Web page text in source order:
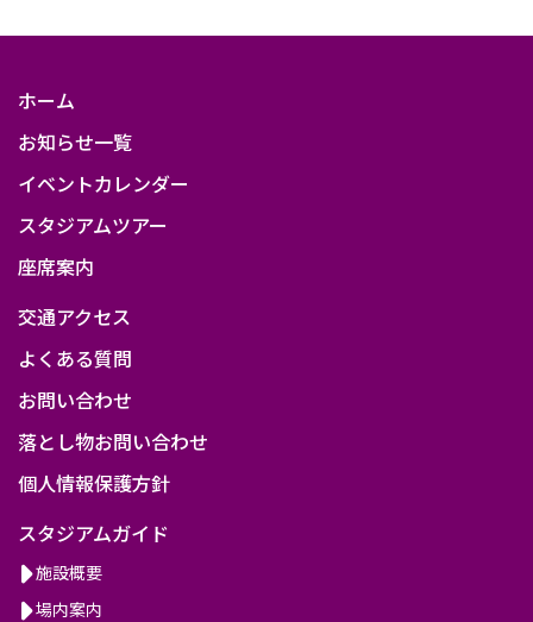
ホーム
お知らせ一覧
イベントカレンダー
スタジアムツアー
座席案内
交通アクセス
よくある質問
お問い合わせ
落とし物お問い合わせ
個人情報保護方針
スタジアムガイド
施設概要
場内案内